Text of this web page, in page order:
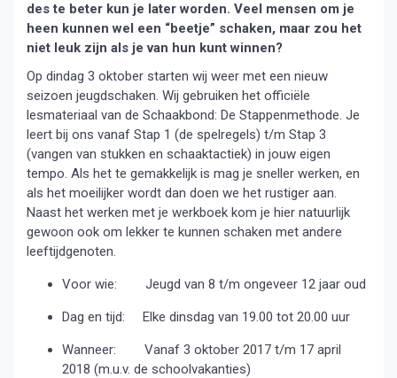
des te beter kun je later worden. Veel mensen om je
heen kunnen wel een “beetje” schaken, maar zou het
niet leuk zijn als je van hun kunt winnen?
Op dindag 3 oktober starten wij weer met een nieuw
seizoen jeugdschaken. Wij gebruiken het officiële
lesmateriaal van de Schaakbond: De Stappenmethode. Je
leert bij ons vanaf Stap 1 (de spelregels) t/m Stap 3
(vangen van stukken en schaaktactiek) in jouw eigen
tempo. Als het te gemakkelijk is mag je sneller werken, en
als het moeilijker wordt dan doen we het rustiger aan.
Naast het werken met je werkboek kom je hier natuurlijk
gewoon ook om lekker te kunnen schaken met andere
leeftijdgenoten.
Voor wie: Jeugd van 8 t/m ongeveer 12 jaar oud
Dag en tijd: Elke dinsdag van 19.00 tot 20.00 uur
Wanneer: Vanaf 3 oktober 2017 t/m 17 april
2018 (m.u.v. de schoolvakanties)